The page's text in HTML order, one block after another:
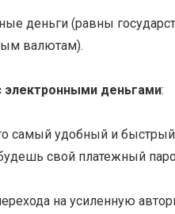
деньги (равны
валютам).
электронными деньгами:
удобный и быстрый
свой платежный
на усиленную